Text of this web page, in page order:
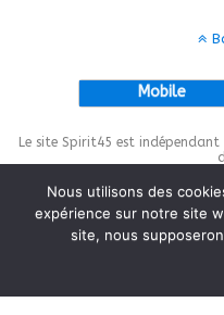
Mobile
Le site Spirit45 est indépendant
This site is
Nous utilisons des
expérience sur notre site
site, nous